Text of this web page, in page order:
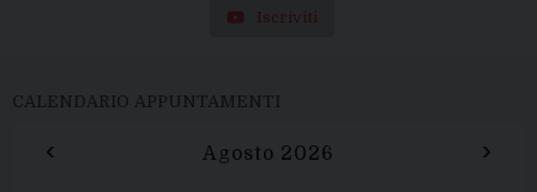
Iscriviti
CALENDARIO APPUNTAMENTI
‹ Agosto 2026 ›